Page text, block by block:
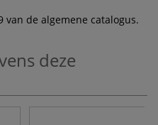
van de algemene catalogus.
deze